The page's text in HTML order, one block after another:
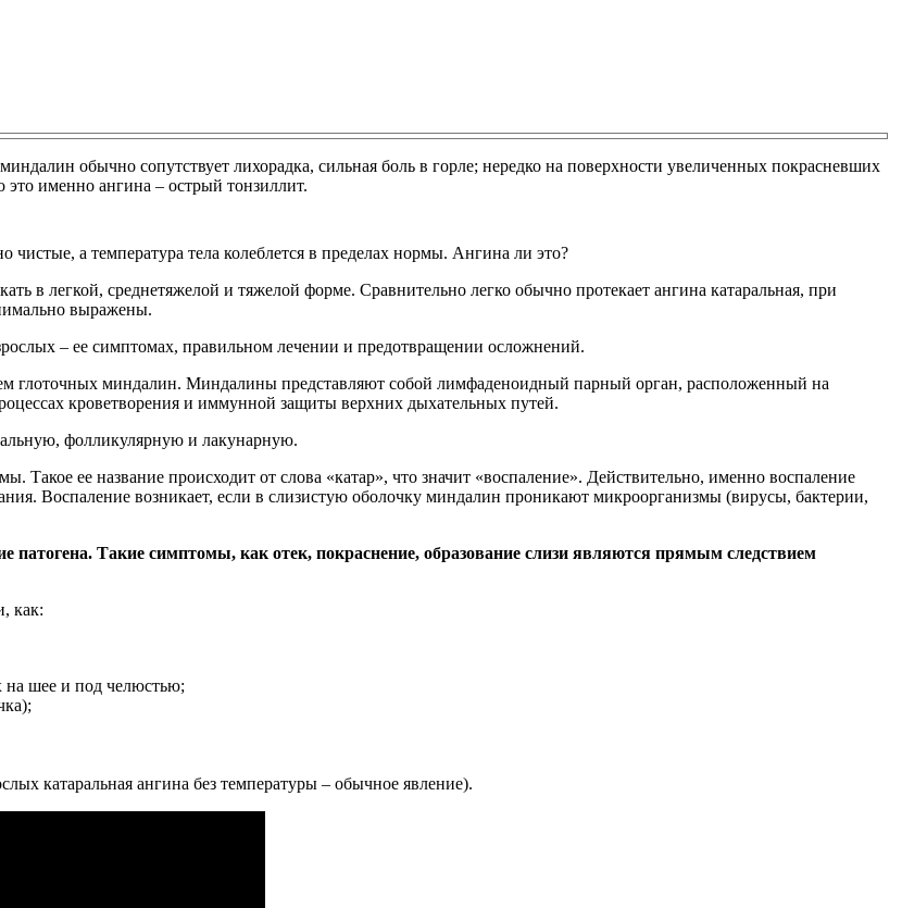
обычно сопутствует лихорадка, сильная боль в горле; нередко на поверхности увеличенных покрасневших
именно ангина – острый тонзиллит.
а температура тела колеблется в пределах нормы. Ангина ли это?
в легкой, среднетяжелой и тяжелой форме. Сравнительно легко обычно протекает ангина катаральная, при
выражены.
– ее симптомах, правильном лечении и предотвращении осложнений.
глоточных миндалин. Миндалины представляют собой лимфаденоидный парный орган, расположенный на
кроветворения и иммунной защиты верхних дыхательных путей.
фолликулярную и лакунарную.
Такое ее название происходит от слова «катар», что значит «воспаление». Действительно, именно воспаление
Воспаление возникает, если в слизистую оболочку миндалин проникают микроорганизмы (вирусы, бактерии,
патогена. Такие симптомы, как отек, покраснение, образование слизи являются прямым следствием
как:
на шее и под челюстью;
катаральная ангина без температуры – обычное явление).